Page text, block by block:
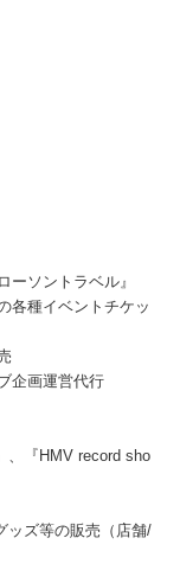
ーソントラベル』
各種イベントチケッ
企画運営代行
、『HMV record sho
ッズ等の販売（店舗/